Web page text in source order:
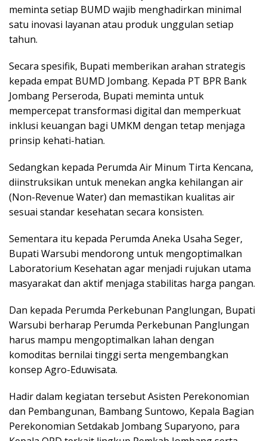
meminta setiap BUMD wajib menghadirkan minimal
satu inovasi layanan atau produk unggulan setiap
tahun.
Secara spesifik, Bupati memberikan arahan strategis
kepada empat BUMD Jombang. Kepada PT BPR Bank
Jombang Perseroda, Bupati meminta untuk
mempercepat transformasi digital dan memperkuat
inklusi keuangan bagi UMKM dengan tetap menjaga
prinsip kehati-hatian.
Sedangkan kepada Perumda Air Minum Tirta Kencana,
diinstruksikan untuk menekan angka kehilangan air
(Non-Revenue Water) dan memastikan kualitas air
sesuai standar kesehatan secara konsisten.
Sementara itu kepada Perumda Aneka Usaha Seger,
Bupati Warsubi mendorong untuk mengoptimalkan
Laboratorium Kesehatan agar menjadi rujukan utama
masyarakat dan aktif menjaga stabilitas harga pangan.
Dan kepada Perumda Perkebunan Panglungan, Bupati
Warsubi berharap Perumda Perkebunan Panglungan
harus mampu mengoptimalkan lahan dengan
komoditas bernilai tinggi serta mengembangkan
konsep Agro-Eduwisata.
Hadir dalam kegiatan tersebut Asisten Perekonomian
dan Pembangunan, Bambang Suntowo, Kepala Bagian
Perekonomian Setdakab Jombang Suparyono, para